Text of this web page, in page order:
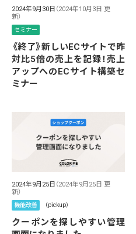
2024年9月30日 （2024年10月3日 更
新）
セミナー
《終了》新しいECサイトで昨
対比5倍の売上を記録！売上
アップへのECサイト構築セ
ミナー
2024年9月25日 （2024年9月25日 更
新）
機能改善 （pickup）
クーポンを探しやすい管理